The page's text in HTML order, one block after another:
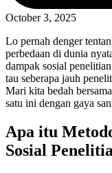
October 3, 2025
Lo pernah denger
perbedaan di dunia
dampak sosial
tau seberapa jauh
Mari kita bedah
satu ini dengan gaya
Apa itu
Sosial